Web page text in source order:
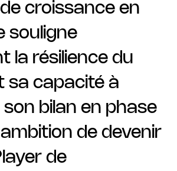
croissance en
souligne
la résilience du
sa capacité à
bilan en phase
de devenir
de